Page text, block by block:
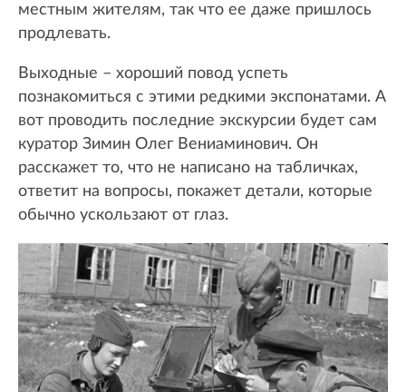
местным жителям, так что ее даже пришлось
продлевать.
Выходные – хороший повод успеть
познакомиться с этими редкими экспонатами. А
вот проводить последние экскурсии будет сам
куратор Зимин Олег Вениаминович. Он
расскажет то, что не написано на табличках,
ответит на вопросы, покажет детали, которые
обычно ускользают от глаз.